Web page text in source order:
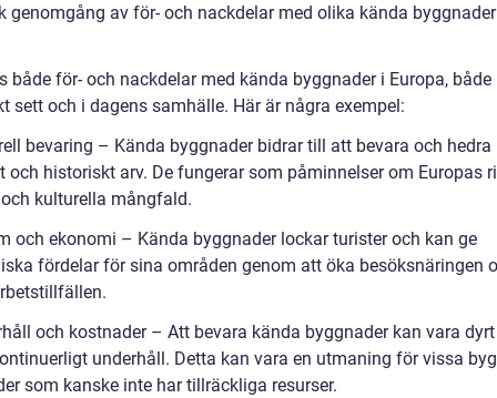
genomgång av för- och nackdelar med olika kända
både för- och nackdelar med kända byggnader i Europa, både
sett och i dagens samhälle. Här är några exempel:
bevaring – Kända byggnader bidrar till att bevara och hedra
och historiskt arv. De fungerar som påminnelser om Europas
kulturella mångfald.
och ekonomi – Kända byggnader lockar turister och kan ge
fördelar för sina områden genom att öka besöksnäringen
och kostnader – Att bevara kända byggnader kan vara
underhåll. Detta kan vara en utmaning för vissa
som kanske inte har tillräckliga resurser.